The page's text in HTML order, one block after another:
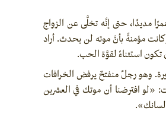
مديدًا، حتى إنَّه تخلَّى عن الزواج
مؤمنةً بأنَّ موته لن يحدث. أراد
تكون استثناءً لقوَّة الحب.
وهو رجلٌ منفتحٌ يرفض الخرافات
«لو افترضنا أن موتك في العشرين
لسانك».